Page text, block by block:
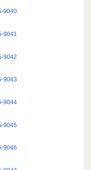
9040
9041
9042
9043
9044
9045
9046